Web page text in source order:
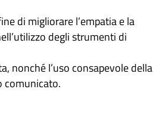
di migliorare l’empatia e la
degli strumenti di
nonché l’uso consapevole della
comunicato.